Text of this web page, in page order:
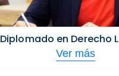
Diplomado en Derecho
Ver más